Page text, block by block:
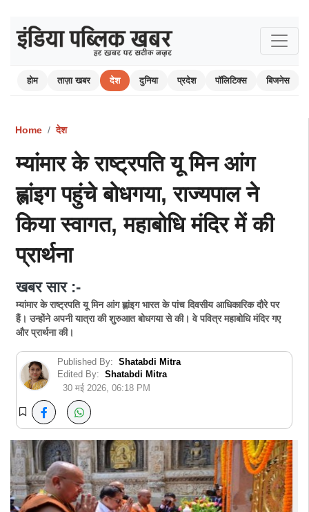
होम ताज़ा खबर देश दुनिया प्रदेश पॉलिटिक्स बिजनेस
Home देश
म्यांमार के राष्ट्रपति यू मिन आंग
ह्लांइग पहुंचे बोधगया, राज्यपाल ने
किया स्वागत, महाबोधि मंदिर में की
प्रार्थना
खबर सार :-
म्यांमार के राष्ट्रपति यू मिन आंग ह्लांइग भारत के पांच दिवसीय आधिकारिक दौरे पर
हैं। उन्होंने अपनी यात्रा की शुरुआत बोधगया से की। वे पवित्र महाबोधि मंदिर गए
और प्रार्थना की।
Published By: Shatabdi Mitra
Edited By: Shatabdi Mitra
30 मई 2026, 06:18 PM